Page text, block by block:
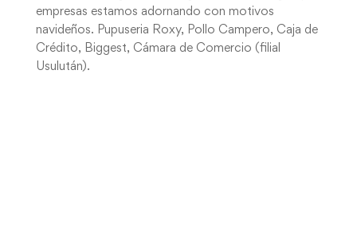
empresas estamos adornando con motivos
navideños. Pupuseria Roxy, Pollo Campero, Caja de
Crédito, Biggest, Cámara de Comercio (filial
Usulután).